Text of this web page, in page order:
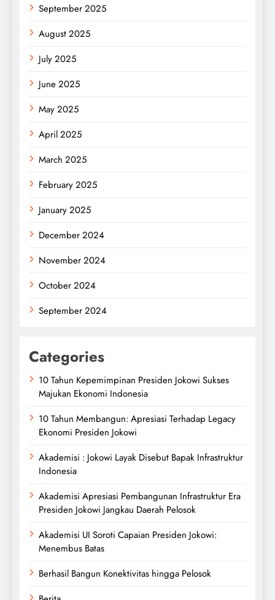
September 2025
August 2025
July 2025
June 2025
May 2025
April 2025
March 2025
February 2025
January 2025
December 2024
November 2024
October 2024
September 2024
Categories
10 Tahun Kepemimpinan Presiden Jokowi Sukses
Majukan Ekonomi Indonesia
10 Tahun Membangun: Apresiasi Terhadap Legacy
Ekonomi Presiden Jokowi
Akademisi : Jokowi Layak Disebut Bapak Infrastruktur
Indonesia
Akademisi Apresiasi Pembangunan Infrastruktur Era
Presiden Jokowi Jangkau Daerah Pelosok
Akademisi UI Soroti Capaian Presiden Jokowi:
Menembus Batas
Berhasil Bangun Konektivitas hingga Pelosok